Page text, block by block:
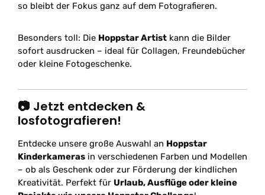
so bleibt der Fokus ganz auf dem Fotografieren.
Besonders toll: Die Hoppstar Artist kann die Bilder
sofort ausdrucken – ideal für Collagen, Freundebücher
oder kleine Fotogeschenke.
📷 Jetzt entdecken &
losfotografieren!
Entdecke unsere große Auswahl an Hoppstar
Kinderkameras in verschiedenen Farben und Modellen
– ob als Geschenk oder zur Förderung der kindlichen
Kreativität. Perfekt für Urlaub, Ausflüge oder kleine